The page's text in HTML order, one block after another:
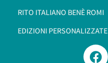
RITO ITALIANO BENÈ ROMI​
EDIZIONI PERSONALIZZATE